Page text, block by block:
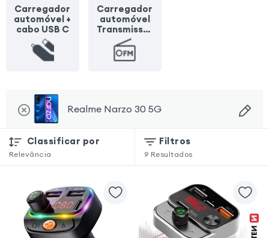
Carregador
automóvel +
cabo USB C
Carregador
automóvel
Transmissor
FM
Realme Narzo 30 5G
Classificar por
Relevância
Filtros
9 Resultados